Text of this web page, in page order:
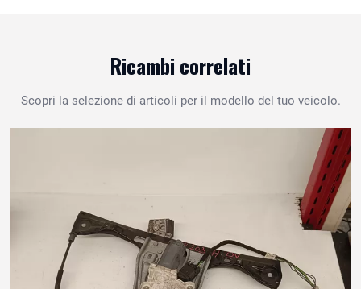
Ricambi correlati
Scopri la selezione di articoli per il modello del tuo veicolo.